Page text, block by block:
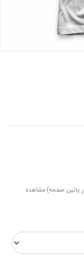
پائین صفحه) مشاهده